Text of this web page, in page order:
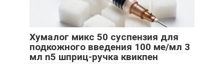
Хумалог микс 50 суспензия для
подкожного введения 100 ме/мл 3
мл n5 шприц-ручка квикпен